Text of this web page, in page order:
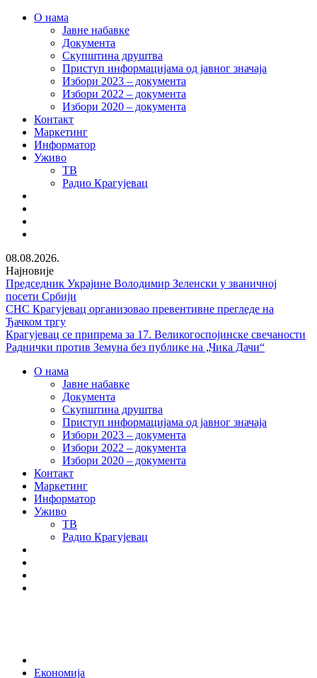
О нама
Јавне набавке
Документа
Скупштина друштва
Приступ информацијама од јавног значаја
Избори 2023 – документа
Избори 2022 – документа
Избори 2020 – документа
Контакт
Маркетинг
Информатор
Уживо
ТВ
Радио Крагујевац
08.08.2026.
Најновије
Председник Украјине Володимир Зеленски у званичној
посети Србији
СНС Крагујевац организовао превентивне прегледе на
Ђачком тргу
Крагујевац се припрема за 17. Великогоспојинске свечаности
Раднички против Земуна без публике на „Чика Дачи“
О нама
Јавне набавке
Документа
Скупштина друштва
Приступ информацијама од јавног значаја
Избори 2023 – документа
Избори 2022 – документа
Избори 2020 – документа
Контакт
Маркетинг
Информатор
Уживо
ТВ
Радио Крагујевац
Економија